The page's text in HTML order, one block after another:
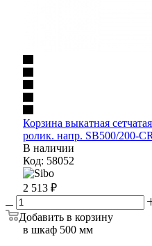
Корзина выкатная
ролик. напр. SB500/200-
В наличии
Код: 58052
2 513 ₽
Добавить в корзину
в шкаф 500 мм